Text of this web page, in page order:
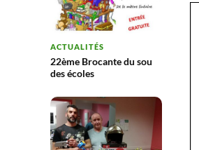
ACTUALITÉS
22ème Brocante du sou
des écoles